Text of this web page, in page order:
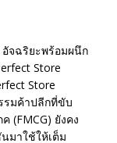
อัจฉริยะพร้อมผนึก
Store
Store
รมค้าปลีกที่ขับ
(FMCG) ยังคง
มาใช้ให้เต็ม